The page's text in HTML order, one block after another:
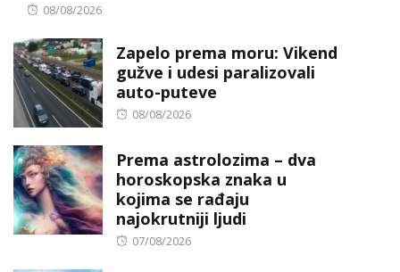
Posted
08/08/2026
Zapelo prema moru: Vikend
gužve i udesi paralizovali
auto-puteve
Posted
08/08/2026
Prema astrolozima – dva
horoskopska znaka u
kojima se rađaju
najokrutniji ljudi
Posted
07/08/2026